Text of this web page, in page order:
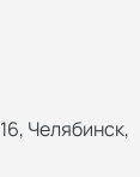
Челябинск,